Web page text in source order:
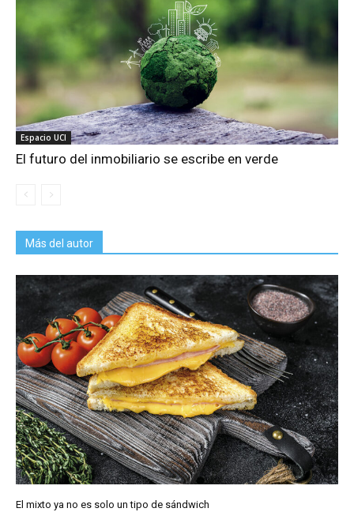
Espacio UCI
El futuro del inmobiliario se escribe en verde
Más del autor
El mixto ya no es solo un tipo de sándwich